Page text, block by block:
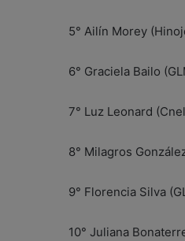
5° Ailín Morey
6° Graciela Bailo
7° Luz Leonard
8° Milagros
9° Florencia Silva
10° Juliana